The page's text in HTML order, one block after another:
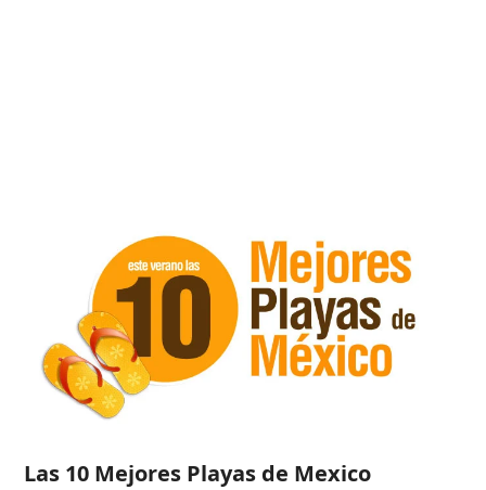
Las 10 Mejores Playas de Mexico